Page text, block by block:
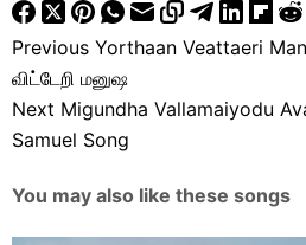
Previous Yorthaan Veattaeri
விட்டேறி மனுஷ
Next Migundha Vallamaiyodu
Samuel Song
You may also like these songs